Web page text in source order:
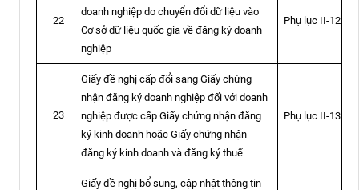
22
doanh nghiệp do chuyển đổi dữ liệu vào
Cơ sở dữ liệu quốc gia về đăng ký doanh
nghiệp
Phụ lục II-12
23
Giấy đề nghị cấp đổi sang Giấy chứng
nhận đăng ký doanh nghiệp đối với doanh
nghiệp được cấp Giấy chứng nhận đăng
ký kinh doanh hoặc Giấy chứng nhận
đăng ký kinh doanh và đăng ký thuế
Phụ lục II-13
Giấy đề nghị bổ sung, cập nhật thông tin